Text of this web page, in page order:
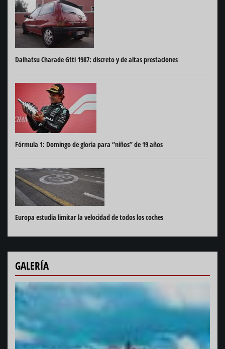
Daihatsu Charade Gtti 1987: discreto y de altas prestaciones
Fórmula 1: Domingo de gloria para “niños” de 19 años
Europa estudia limitar la velocidad de todos los coches
GALERÍA